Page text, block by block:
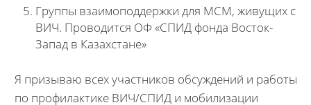
Группы взаимоподдержки для МСМ, живущих с
ВИЧ. Проводится ОФ «СПИД фонда Восток-
Запад в Казахстане»
Я призываю всех участников обсуждений и работы
по профилактике ВИЧ/СПИД и мобилизации